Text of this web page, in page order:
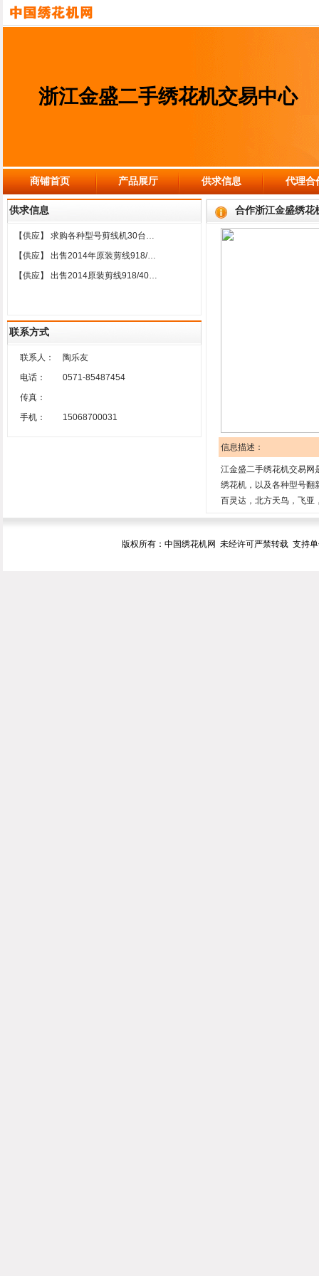
浙江金盛二手绣花机交易中心
商铺首页 产品展厅 供求信息 代理合
供求信息
【供应】 求购各种型号剪线机30台…
【供应】 出售2014年原装剪线918/…
【供应】 出售2014原装剪线918/40…
联系方式
联系人：
陶乐友
电话：
0571-85487454
传真：
手机：
15068700031
合作浙江金盛绣花
信息描述：
江金盛二手绣花机交易网
绣花机，以及各种型号翻
百灵达，北方天鸟，飞
版权所有：中国绣花机网 未经许可严禁转载 支持